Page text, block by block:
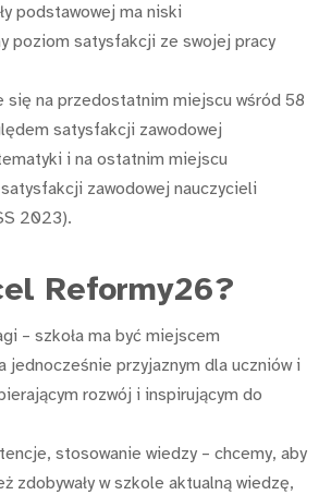
podstawowej ma niski
poziom satysfakcji ze swojej pracy
się na przedostatnim miejscu wśród 58
satysfakcji zawodowej
i na ostatnim miejscu
zawodowej nauczycieli
2023).
Reformy26?
– szkoła ma być miejscem
jednocześnie przyjaznym dla uczniów i
rozwój i inspirującym do
stosowanie wiedzy – chcemy, aby
zdobywały w szkole aktualną wiedzę,